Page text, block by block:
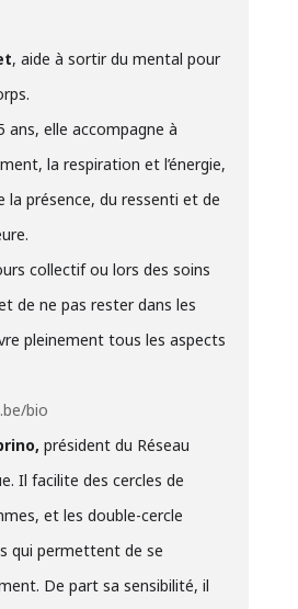
, aide à sortir du mental pour
ans, elle accompagne à
la respiration et l’énergie,
la présence, du ressenti et de
collectif ou lors des soins
de ne pas rester dans les
pleinement tous les aspects
bio
président du Réseau
Il facilite des cercles de
et les double-cercle
qui permettent de se
De part sa sensibilité, il